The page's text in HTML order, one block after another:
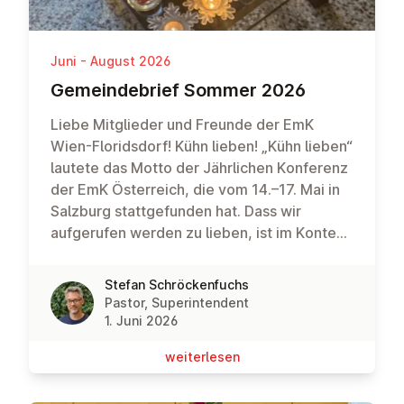
Juni - August 2026
Ge­mein­de­brief Sommer 2026
Liebe Mitglieder und Freunde der EmK
Wien-Floridsdorf! Kühn lieben! „Kühn lieben“
lautete das Motto der Jährlichen Konferenz
der EmK Österreich, die vom 14.–17. Mai in
Salzburg stattgefunden hat. Dass wir
aufgerufen werden zu lieben, ist im Kontext
lieben“ ist jedoch eine ungewöhnliche
Formulierung. Wobei: ist Liebe nicht
eigentlich immer kühn?Wer liebt, geht ein
öffnen, den Schutzmantel abzulegen, sich
Stefan Schröckenfuchs
Pastor, Superintendent
1. Juni 2026
wei­ter­le­sen